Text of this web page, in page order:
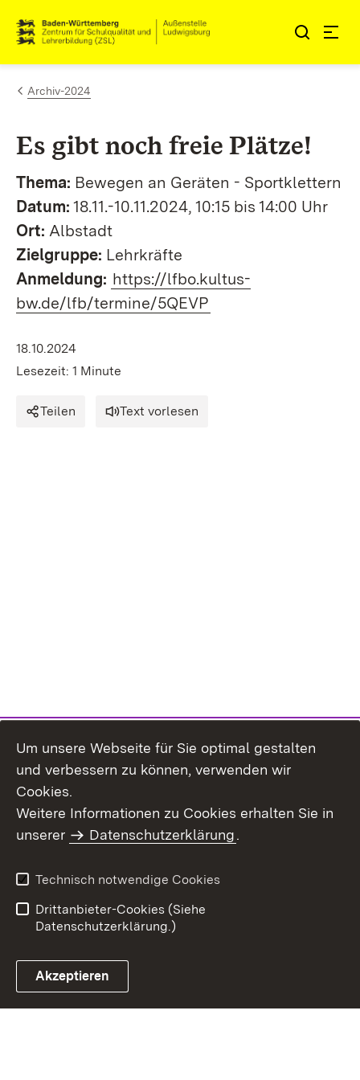
Zum Inhalt springen
Link zur Startseite
Archiv-2024
Es gibt noch freie Plätze!
Thema: Bewegen an Geräten - Sportklettern
Datum: 18.11.-10.11.2024, 10:15 bis 14:00 Uhr
Ort: Albstadt
Zielgruppe: Lehrkräfte
Anmeldung: https://lfbo.kultus-
bw.de/lfb/termine/5QEVP
18.10.2024
Lesezeit: 1 Minute
Teilen Text vorlesen
Benutzungshinweise
Erklärung zur
Um unsere Webseite für Sie optimal gestalten
und verbessern zu können, verwenden wir
Cookies.
Weitere Informationen zu Cookies erhalten Sie in
unserer
Datenschutzerklärung.
Technisch notwendige Cookies
Drittanbieter-Cookies (Siehe
Datenschutzerklärung.)
Akzeptieren